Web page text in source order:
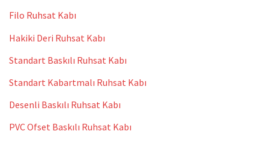
Filo Ruhsat Kabı
Hakiki Deri Ruhsat Kabı
Standart Baskılı Ruhsat Kabı
Standart Kabartmalı Ruhsat Kabı
Desenli Baskılı Ruhsat Kabı
PVC Ofset Baskılı Ruhsat Kabı